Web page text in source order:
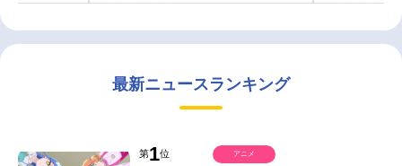
最新ニュースランキング
第1位 アニメ